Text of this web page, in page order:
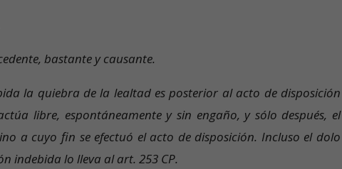
bastante y causante.
la quiebra de la lealtad es posterior al acto de disposición
libre, espontáneamente y sin engaño, y sólo después, el
a cuyo fin se efectuó el acto de disposición. Incluso el dolo
indebida lo lleva al art. 253 CP.